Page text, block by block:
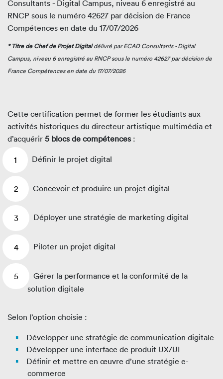
Consultants - Digital Campus, niveau 6 enregistré au
RNCP sous le numéro 42627 par décision de France
Compétences en date du 17/07/2026
* Titre de Chef de Projet Digitaldélivré par ECAD Consultants - Digital
Campus, niveau 6 enregistré au RNCP sous le numéro 42627 par décision de
France Compétences en date du 17/07/2026
Cette certification permet de former les étudiants aux
activités historiques du directeur artistique multimédia et
d’acquérir 5 blocs de compétences:
Définir le projet digital
Concevoir et produire un projet digital
Déployer une stratégie de marketing digital
Piloter un projet digital
Gérer la performance et la conformité de la
solution digitale
Selon l’option choisie :
Développer une stratégie de communication digitale
Développer une interface de produit UX/UI
Définir et mettre en œuvre d’une stratégie e-
commerce